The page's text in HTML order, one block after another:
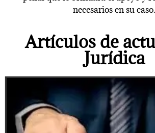
necesarios en su caso.
Artículos de
Jurídica